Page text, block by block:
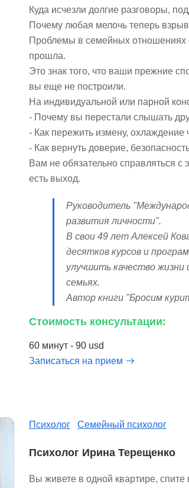
Куда исчезли долгие разговоры,
Почему любая мелочь теперь
Проблемы в семейных отношениях
прошла.
Это знак того, что ваши прежние
вы еще не построили.
На индивидуальной или парной
- Почему вы перестали слышать
- Как пережить измену, охлаждение
- Как вернуть доверие,
Вам не обязательно справляться с
есть выход.
Руководитель
развития личности".
В свои 49 лет Алексей
десятков курсов и
улучшить качество
семьях.
Автор книги "Бросим
Стоимость консультации:
60 минут - 90 usd
Записаться на прием
Психолог Семейный психолог
Психолог Ирина Терещенко
Вы живете в одной квартире,